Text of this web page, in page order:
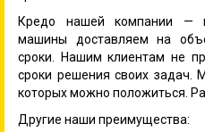
Кредо нашей компании —
машины доставляем на
сроки. Нашим клиентам не
сроки решения своих
которых можно положиться.
Другие наши преимущества: